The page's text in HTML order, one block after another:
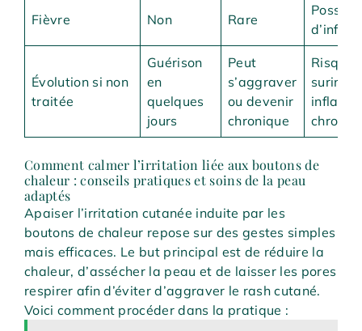
Fièvre Non Rare
Évolution si non
traitée
Guérison
en
quelques
jours
Peut
s’aggraver
ou devenir
chronique
Risque
Comment calmer l’irritation liée aux boutons de
chaleur : conseils pratiques et soins de la peau
adaptés
Apaiser l’irritation cutanée induite par les
boutons de chaleur repose sur des gestes simples
mais efficaces. Le but principal est de réduire la
chaleur, d’assécher la peau et de laisser les pores
respirer afin d’éviter d’aggraver le rash cutané.
Voici comment procéder dans la pratique :